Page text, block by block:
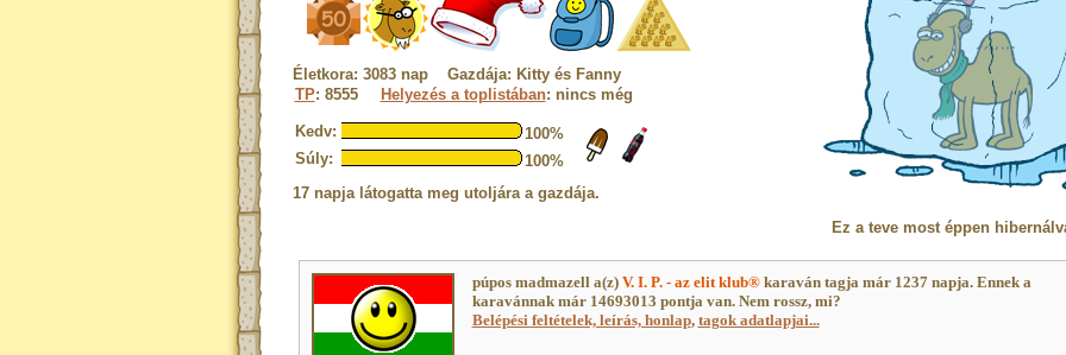
Életkora: 3083 nap Gazdája: Kitty és Fanny
TP: 8555 Helyezés a toplistában: nincs még
Kedv:
100%
Súly:
100%
17 napja látogatta meg utoljára a gazdája.
Ez a teve most éppen
púpos madmazell a(z) V. I. P. - az elit klub®karaván tagja már 1237 napja. Ennek a
karavánnak már 14693013 pontja van. Nem rossz, mi?
Belépési feltételek, leírás, honlap, tagok adatlapjai...